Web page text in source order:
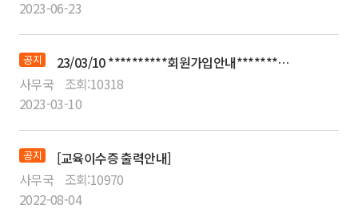
2023-06-23
공지
23/03/10 **********회원가입안내************ [필독]
사무국
조회:10318
2023-03-10
공지
[교육이수증 출력안내]
사무국
조회:10970
2022-08-04